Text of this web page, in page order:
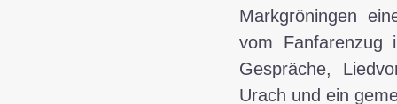
Markgröningen
vom Fanfarenzug
Gespräche,
Urach und ein